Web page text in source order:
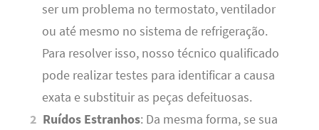
ser um problema no termostato, ventilador
ou até mesmo no sistema de refrigeração.
Para resolver isso, nosso técnico qualificado
pode realizar testes para identificar a causa
exata e substituir as peças defeituosas.
Ruídos Estranhos: Da mesma forma, se sua